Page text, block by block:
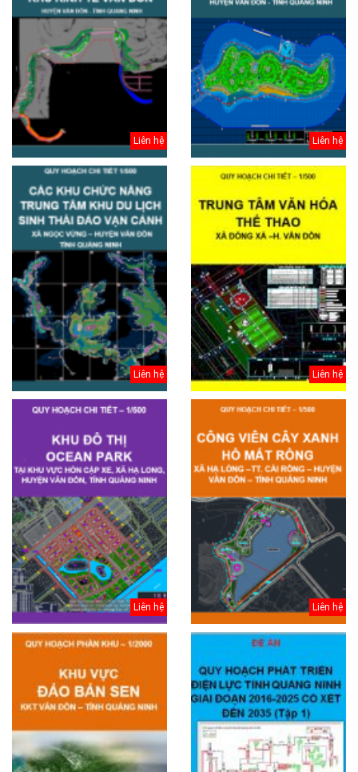
Liên hệ Liên hệ
Liên hệ Liên hệ
Liên hệ Liên hệ